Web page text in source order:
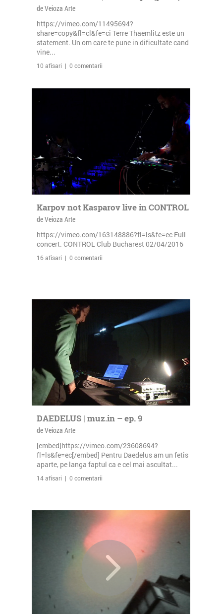
de Veioza Arte
https://vimeo.com/11495694?
share=copy&fl=cl&fe=ci Terre Thaemlitz este un
statement. Un om care te pune in dificultate cand
vine...
10 afisari | 0 comentarii
Karpov not Kasparov live in CONTROL
de Veioza Arte
https://vimeo.com/163148886?fl=ls&fe=ec Full
concert. CONTROL Club Bucharest 02/04/2016
16 afisari | 0 comentarii
DAEDELUS | muz.in – ep. 9
de Veioza Arte
[embed]https://vimeo.com/23608694?
fl=ls&fe=ec[/embed] Pentru Daedelus am un fetis
aparte, pe langa faptul ca e cel mai ascultat...
14 afisari | 0 comentarii